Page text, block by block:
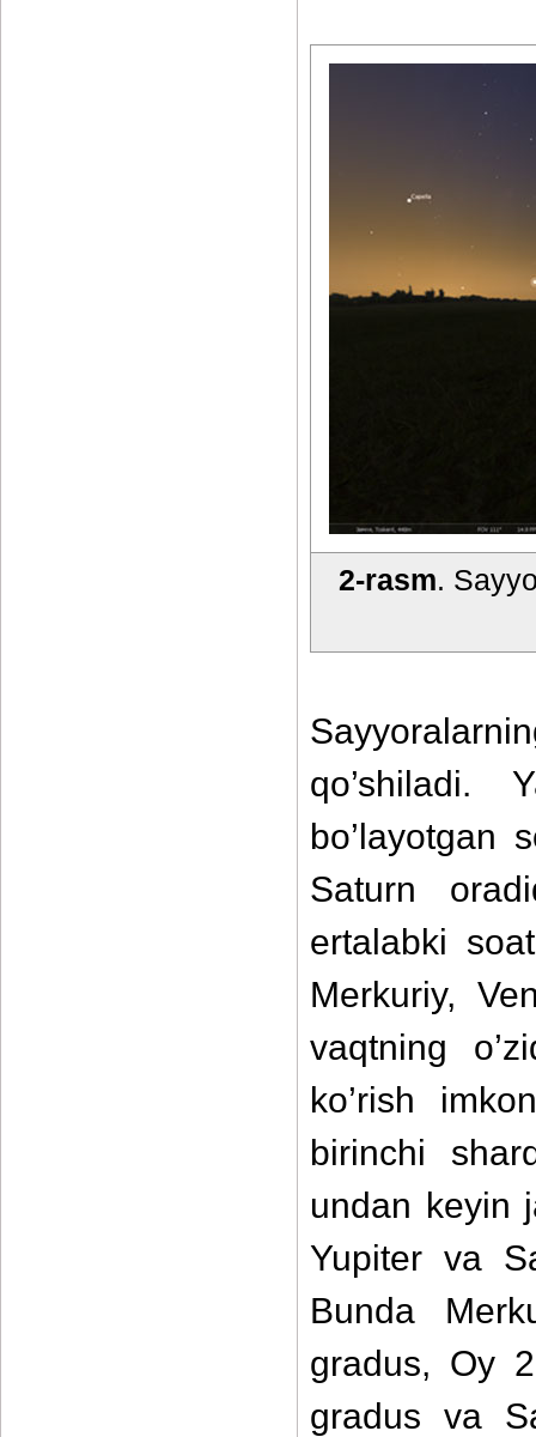
2-rasm.
qo’shiladi.
bo’layotgan
Saturn
ertalabki
Merkuriy,
vaqtning
ko’rish
birinchi
undan keyin
Yupiter va
Bunda
gradus, Oy
gradus va